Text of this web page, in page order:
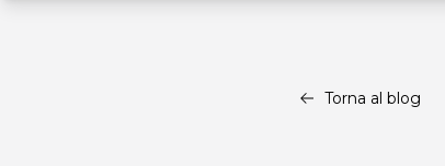
Torna al blog